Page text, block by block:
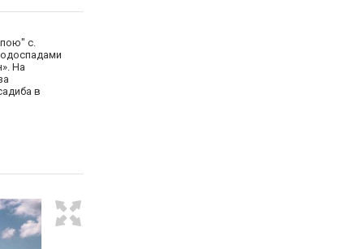
с.
На
в